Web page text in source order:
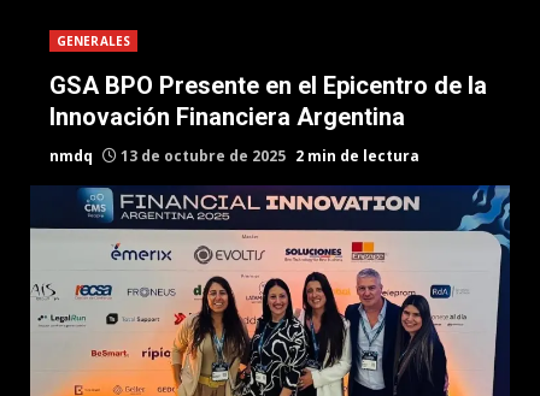
GENERALES
GSA BPO Presente en el Epicentro de la
Innovación Financiera Argentina
nmdq 13 de octubre de 2025 2 min de lectura